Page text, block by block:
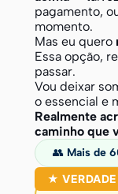
pagamento,
momento.
Mas eu quero
Essa opção,
passar.
Vou deixar
o essencial e
Realmente
caminho que
👥 Mais de